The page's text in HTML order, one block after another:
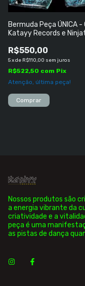
Bermuda Peça ÚNICA -
Katayy Records e
R$550,00
5xde R$110,00 sem juros
R$522,50 com Pix
Atenção, última peça!
Nossos produtos são
a energia vibrante da
criatividade e a
peça é uma
as pistas de dança